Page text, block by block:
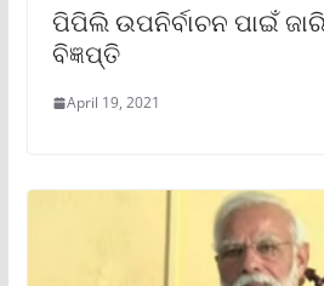
ପିପିଲି ଉପନିର୍ବାଚନ ପାଇଁ ଜାରି
ବିଜ୍ଞପ୍ତି
April 19, 2021